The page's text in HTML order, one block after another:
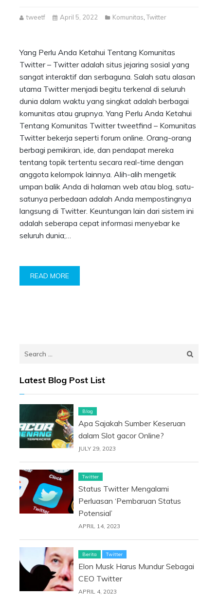
tweetf April 5, 2022 Komunitas ,Twitter
Yang Perlu Anda Ketahui Tentang Komunitas
Twitter – Twitter adalah situs jejaring sosial yang
sangat interaktif dan serbaguna. Salah satu alasan
utama Twitter menjadi begitu terkenal di seluruh
dunia dalam waktu yang singkat adalah berbagai
komunitas atau grupnya. Yang Perlu Anda Ketahui
Tentang Komunitas Twitter tweetfind – Komunitas
Twitter bekerja seperti forum online. Orang-orang
berbagi pemikiran, ide, dan pendapat mereka
tentang topik tertentu secara real-time dengan
anggota kelompok lainnya. Alih-alih mengetik
umpan balik Anda di halaman web atau blog, satu-
satunya perbedaan adalah Anda mempostingnya
langsung di Twitter. Keuntungan lain dari sistem ini
adalah seberapa cepat informasi menyebar ke
seluruh dunia;…
READ MORE
Search
Latest Blog Post List
Blog
Apa Sajakah Sumber Keseruan
dalam Slot gacor Online?
JULY 29, 2023
Twitter
Status Twitter Mengalami
Perluasan ‘Pembaruan Status
Potensial’
APRIL 14, 2023
Berita Twitter
Elon Musk Harus Mundur Sebagai
CEO Twitter
APRIL 4, 2023